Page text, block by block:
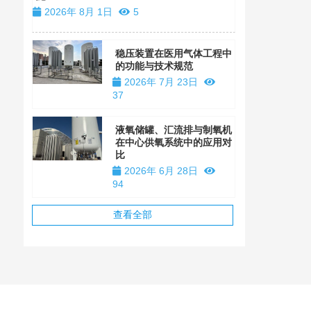
2026年 8月 1日
5
稳压装置在医用气体工程中
的功能与技术规范
2026年 7月 23日
37
液氧储罐、汇流排与制氧机
在中心供氧系统中的应用对
比
2026年 6月 28日
94
查看全部